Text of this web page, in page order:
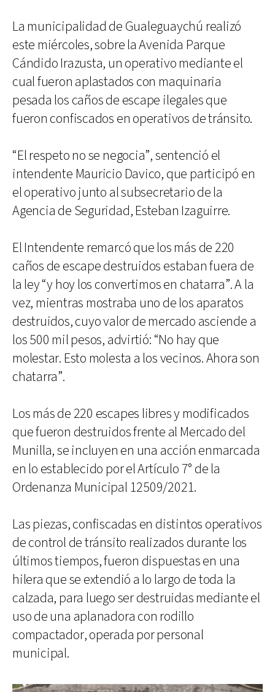
La municipalidad de Gualeguaychú realizó
este miércoles, sobre la Avenida Parque
Cándido Irazusta, un operativo mediante el
cual fueron aplastados con maquinaria
pesada los caños de escape ilegales que
fueron confiscados en operativos de tránsito.
“El respeto no se negocia”, sentenció el
intendente Mauricio Davico, que participó en
el operativo junto al subsecretario de la
Agencia de Seguridad, Esteban Izaguirre.
El Intendente remarcó que los más de 220
caños de escape destruidos estaban fuera de
la ley “y hoy los convertimos en chatarra”. A la
vez, mientras mostraba uno de los aparatos
destruidos, cuyo valor de mercado asciende a
los 500 mil pesos, advirtió: “No hay que
molestar. Esto molesta a los vecinos. Ahora son
chatarra”.
Los más de 220 escapes libres y modificados
que fueron destruidos frente al Mercado del
Munilla, se incluyen en una acción enmarcada
en lo establecido por el Artículo 7° de la
Ordenanza Municipal 12509/2021.
Las piezas, confiscadas en distintos operativos
de control de tránsito realizados durante los
últimos tiempos, fueron dispuestas en una
hilera que se extendió a lo largo de toda la
calzada, para luego ser destruidas mediante el
uso de una aplanadora con rodillo
compactador, operada por personal
municipal.